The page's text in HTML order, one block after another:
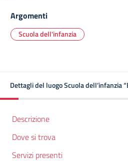
Argomenti
Scuola dell'infanzia
Dettagli del luogo Scuola dell’infanzia
Descrizione
Dove si trova
Servizi presenti